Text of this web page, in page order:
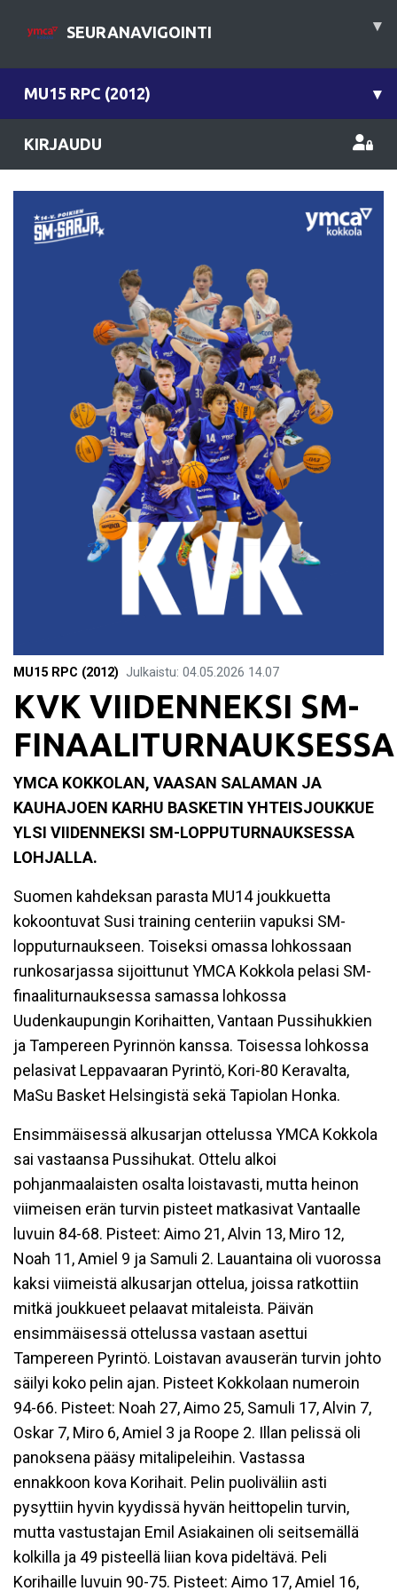
SEURANAVIGOINTI ▾
MU15 RPC (2012) ▾
KIRJAUDU
MU15 RPC (2012) Julkaistu: 04.05.2026 14.07
KVK VIIDENNEKSI SM-
FINAALITURNAUKSESSA
YMCA KOKKOLAN, VAASAN SALAMAN JA
KAUHAJOEN KARHU BASKETIN YHTEISJOUKKUE
YLSI VIIDENNEKSI SM-LOPPUTURNAUKSESSA
LOHJALLA.
Suomen kahdeksan parasta MU14 joukkuetta
kokoontuvat Susi training centeriin vapuksi SM-
lopputurnaukseen. Toiseksi omassa lohkossaan
runkosarjassa sijoittunut YMCA Kokkola pelasi SM-
finaaliturnauksessa samassa lohkossa
Uudenkaupungin Korihaitten, Vantaan Pussihukkien
ja Tampereen Pyrinnön kanssa. Toisessa lohkossa
pelasivat Leppavaaran Pyrintö, Kori-80 Keravalta,
MaSu Basket Helsingistä sekä Tapiolan Honka.
Ensimmäisessä alkusarjan ottelussa YMCA Kokkola
sai vastaansa Pussihukat. Ottelu alkoi
pohjanmaalaisten osalta loistavasti, mutta heinon
viimeisen erän turvin pisteet matkasivat Vantaalle
luvuin 84-68. Pisteet: Aimo 21, Alvin 13, Miro 12,
Noah 11, Amiel 9 ja Samuli 2. Lauantaina oli vuorossa
kaksi viimeistä alkusarjan ottelua, joissa ratkottiin
mitkä joukkueet pelaavat mitaleista. Päivän
ensimmäisessä ottelussa vastaan asettui
Tampereen Pyrintö. Loistavan avauserän turvin johto
säilyi koko pelin ajan. Pisteet Kokkolaan numeroin
94-66. Pisteet: Noah 27, Aimo 25, Samuli 17, Alvin 7,
Oskar 7, Miro 6, Amiel 3 ja Roope 2. Illan pelissä oli
panoksena pääsy mitalipeleihin. Vastassa
ennakkoon kova Korihait. Pelin puoliväliin asti
pysyttiin hyvin kyydissä hyvän heittopelin turvin,
mutta vastustajan Emil Asiakainen oli seitsemällä
kolkilla ja 49 pisteellä liian kova pideltävä. Peli
Korihaille luvuin 90-75. Pisteet: Aimo 17, Amiel 16,